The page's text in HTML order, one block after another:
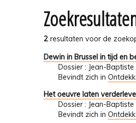
2 resultaten voor de
Dewin in Brussel in tijd en
Dossier : Jean-Baptiste
Bevindt zich in
Het oeuvre laten
Dossier : Jean-Baptiste
Bevindt zich in